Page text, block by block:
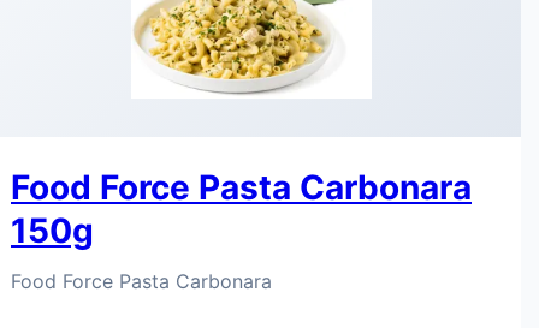
Food Force Pasta Carbonara
150g
Food Force Pasta Carbonara